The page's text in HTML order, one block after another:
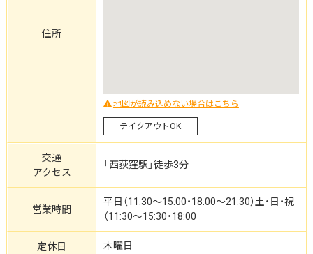
住所
地図が読み込めない場合はこちら
テイクアウトOK
交通
アクセス
「西荻窪駅」徒歩3分
営業時間
平日（11:30～15:00・18:00～21:30）土・日・祝
（11:30～15:30・18:00
定休日 木曜日